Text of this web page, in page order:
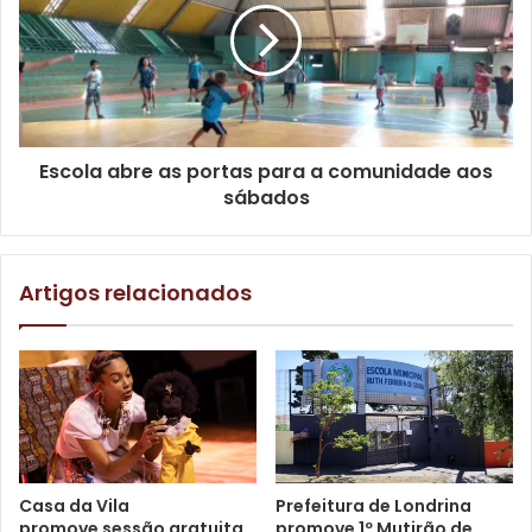
com o secretário do Compaz, Luís Claudio Galhardi, pelo
99144-5276.
Gostei
Escola abre as portas para a comunidade aos
sábados
Artigos relacionados
Casa da Vila
Prefeitura de Londrina